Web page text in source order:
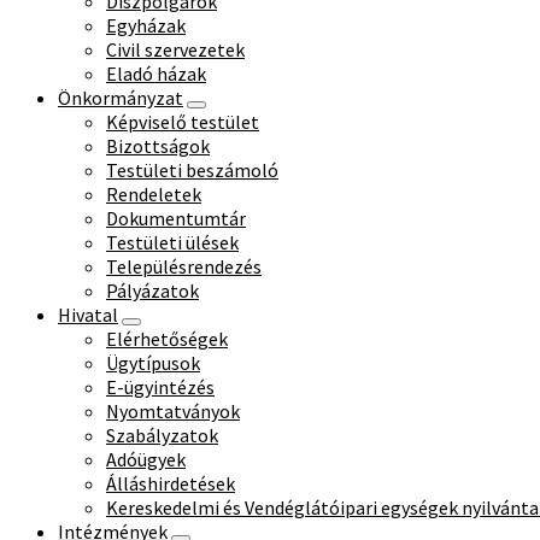
Egyházak
Civil szervezetek
Eladó házak
Önkormányzat
Képviselő testület
Bizottságok
Testületi beszámoló
Rendeletek
Dokumentumtár
Testületi ülések
Településrendezés
Pályázatok
Hivatal
Elérhetőségek
Ügytípusok
E-ügyintézés
Nyomtatványok
Szabályzatok
Adóügyek
Álláshirdetések
Kereskedelmi és Vendéglátóipari egységek
Intézmények